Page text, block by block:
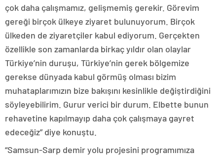
çok daha çalışmamız, gelişmemiş gerekir. Görevim
gereği birçok ülkeye ziyaret bulunuyorum. Birçok
ülkeden de ziyaretçiler kabul ediyorum. Gerçekten
özellikle son zamanlarda birkaç yıldır olan olaylar
Türkiye’nin duruşu, Türkiye’nin gerek bölgemize
gerekse dünyada kabul görmüş olması bizim
muhataplarımızın bize bakışını kesinlikle değiştirdiğini
söyleyebilirim. Gurur verici bir durum. Elbette bunun
rehavetine kapılmayıp daha çok çalışmaya gayret
edeceğiz” diye konuştu.
“Samsun-Sarp demir yolu projesini programımıza